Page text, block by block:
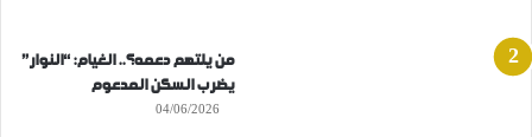
من يلتهم دعمه؟.. الغيام: “النوار”
يضرب السكن المدعوم
04/06/2026